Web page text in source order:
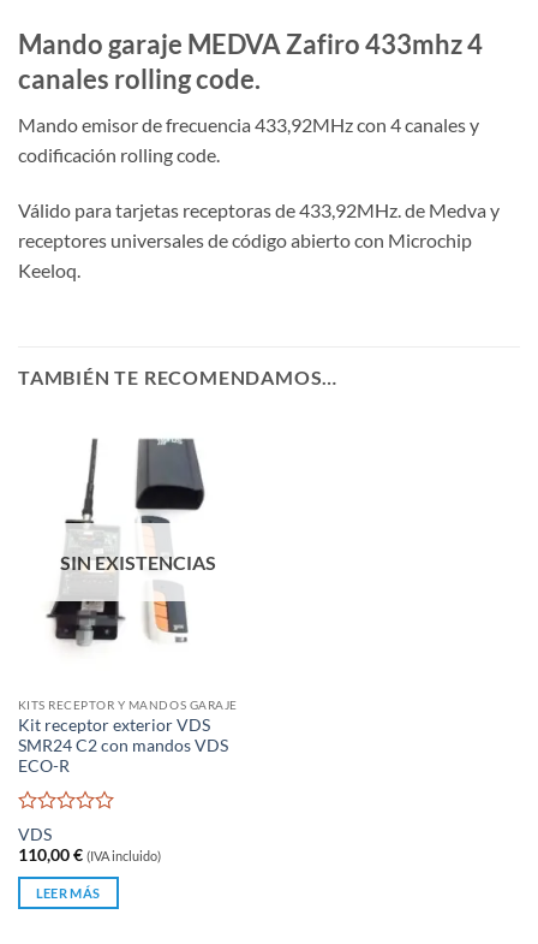
Mando garaje MEDVA Zafiro 433mhz 4
canales rolling code.
Mando emisor de frecuencia 433,92MHz con 4 canales y
codificación rolling code.
Válido para tarjetas receptoras de 433,92MHz. de Medva y
receptores universales de código abierto con Microchip
Keeloq.
TAMBIÉN TE RECOMENDAMOS…
SIN EXISTENCIAS
KITS RECEPTOR Y MANDOS GARAJE
Kit receptor exterior VDS
SMR24 C2 con mandos VDS
ECO-R
Valorado
con
0
5
VDS
110,00€ (IVA incluido)
LEER MÁS